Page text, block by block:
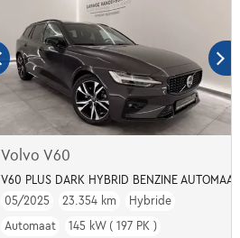
Volvo V60
V60 PLUS DARK HYBRID BENZINE
05/2025
23.354 km
Hybride
Automaat
145 kW ( 197 PK )